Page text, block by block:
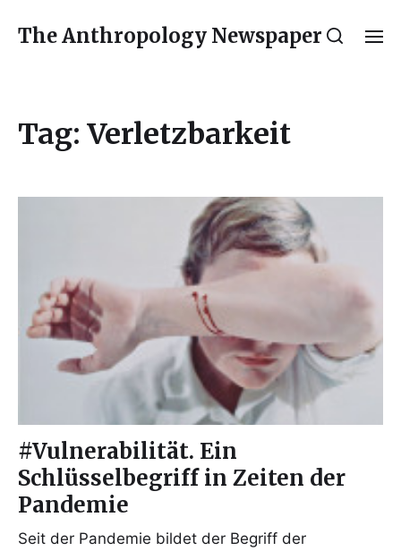
The Anthropology Newspaper
Tag:Verletzbarkeit
#Vulnerabilität. Ein
Schlüsselbegriff in Zeiten der
Pandemie
Seit der Pandemie bildet der Begriff der